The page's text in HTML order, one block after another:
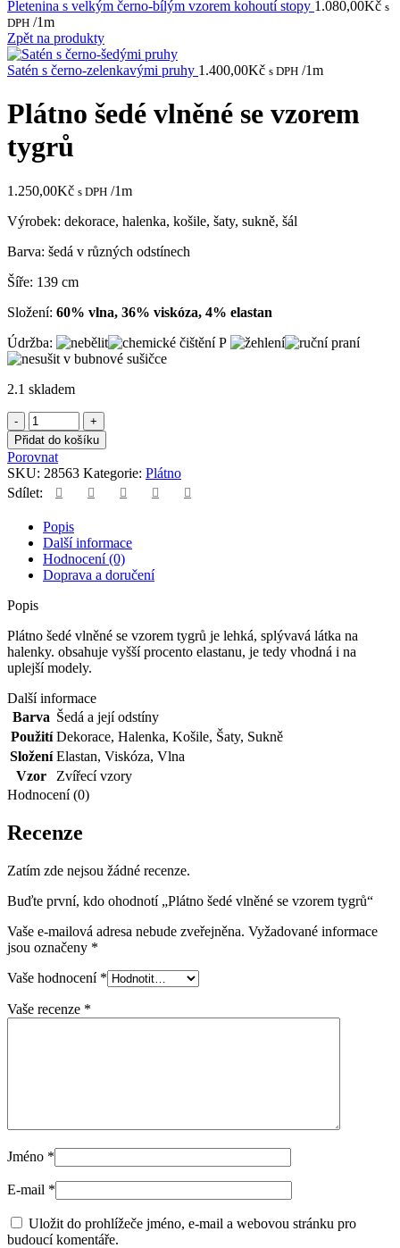
Pletenina s velkým černo-bílým vzorem kohoutí stopy 1.080,00Kč s
DPH /1m
Zpět na produkty
Satén s černo-zelenkavými pruhy 1.400,00Kč s DPH /1m
Plátno šedé vlněné se vzorem
tygrů
1.250,00Kč s DPH /1m
Výrobek: dekorace, halenka, košile, šaty, sukně, šál
Barva: šedá v různých odstínech
Šíře: 139 cm
Složení: 60% vlna, 36% viskóza, 4% elastan
Údržba:
2.1 skladem
Plátno
šedé
vlněné
se
vzorem
tygrů
Přidat do košíku
Porovnat
SKU: 28563 Kategorie: Plátno
Sdílet:
Popis
Další informace
Hodnocení (0)
Doprava a doručení
Popis
Plátno šedé vlněné se vzorem tygrů je lehká, splývavá látka na
halenky. obsahuje vyšší procento elastanu, je tedy vhodná i na
uplejší modely.
Další informace
Barva Šedá a její odstíny
Použití Dekorace, Halenka, Košile, Šaty, Sukně
Složení Elastan, Viskóza, Vlna
Vzor
Zvířecí vzory
Hodnocení (0)
Recenze
Zatím zde nejsou žádné recenze.
Buďte první, kdo ohodnotí „Plátno šedé vlněné se vzorem tygrů“
Vaše e-mailová adresa nebude zveřejněna. Vyžadované informace
jsou označeny *
Vaše hodnocení *
Vaše recenze *
Jméno *
E-mail *
Uložit do prohlížeče jméno, e-mail a webovou stránku pro
budoucí komentáře.